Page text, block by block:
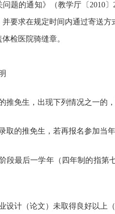
问题的通知》（教学厅〔2010
要求在规定时间内通过寄送
检医院骑缝章。
推免生，出现下列情况之一的
取的推免生，若再报名参加当
阶段最后一学年（四年制的指
设计（论文）未取得良好以上